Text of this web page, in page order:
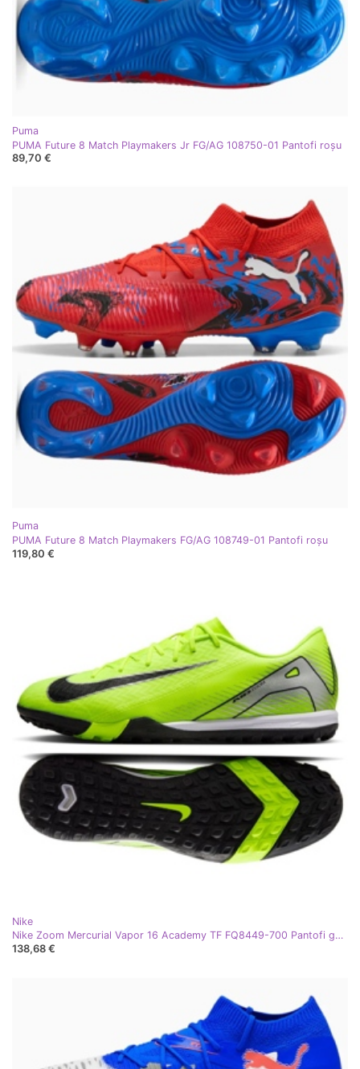
Puma
PUMA Future 8 Match Playmakers Jr FG/AG 108750-01 Pantofi roşu
89,70 €
Puma
PUMA Future 8 Match Playmakers FG/AG 108749-01 Pantofi roşu
119,80 €
Nike
Nike Zoom Mercurial Vapor 16 Academy TF FQ8449-700 Pantofi galben
138,68 €